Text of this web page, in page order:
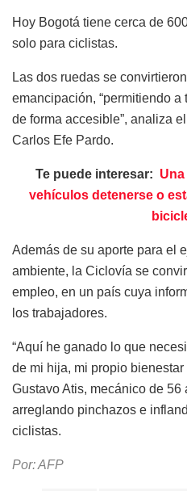
Hoy Bogotá tiene cerca de
solo para ciclistas.
Las dos ruedas se
emancipación, “permitiendo
de forma accesible”, analiza
Carlos Efe Pardo.
Te puede interesar:
vehículos detenerse o
Además de su aporte para el
ambiente, la Ciclovía se
empleo, en un país cuya
los trabajadores.
“Aquí he ganado lo que
de mi hija, mi propio
Gustavo Atis, mecánico de 56
arreglando pinchazos e
ciclistas.
Por: AFP